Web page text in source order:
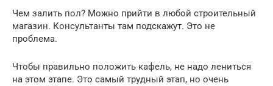
Чем залить пол? Можно прийти в любой строительный
магазин. Консультанты там подскажут. Это не
проблема.
Чтобы правильно положить кафель, не надо лениться
на этом этапе. Это самый трудный этап, но очень